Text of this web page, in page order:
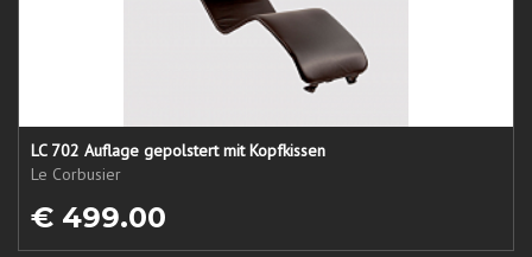
LC 702 Auflage gepolstert mit Kopfkissen
Le Corbusier
€ 499.00